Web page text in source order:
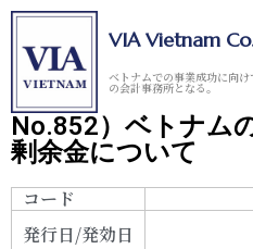
VIA Vietnam
ベトナムでの事業成功に向
の会計事務所となる。
No.852）ベトナム
剰余金について
コード
発行日/発効日